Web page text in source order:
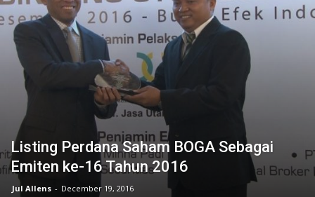
Listing Perdana Saham BOGA Sebagai
Emiten ke-16 Tahun 2016
Jul Allens - December 19, 2016